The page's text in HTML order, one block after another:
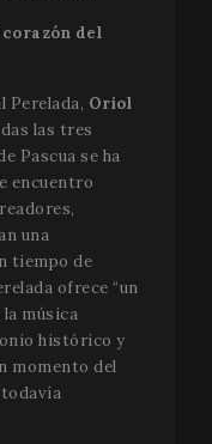
corazón del
Oriol
las tres
Pascua se ha
encuentro
una
tiempo de
ofrece “un
música
histórico y
momento del